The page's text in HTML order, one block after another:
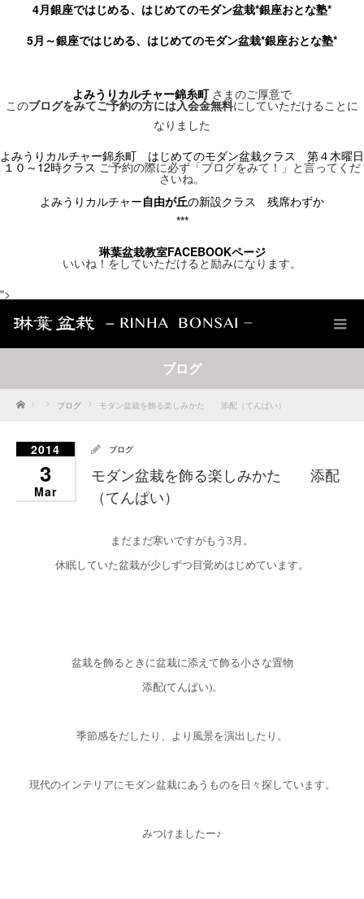
4月銀座ではじめる、はじめてのモダン盆栽*銀座おとな塾*
5月～銀座ではじめる、はじめてのモダン盆栽*銀座おとな塾*
よみうりカルチャー錦糸町さまのご厚意で
このブログをみてご予約の方には入会金無料にしていただけることに
なりました
よみうりカルチャー錦糸町 はじめてのモダン盆栽クラス 第４木曜日
１０～12時クラス ご予約の際に必ず「ブログをみて！」と言ってくだ
さいね。
よみうりカルチャー自由が丘の新設クラス 残席わずか
***
琳葉盆栽教室FACEBOOKページ
いいね！をしていただけると励みになります。
">
ブログ
Home ブログ モダン盆栽を飾る楽しみかた 添配（てんぱい）
2014
3
Mar
ブログ
モダン盆栽を飾る楽しみかた 添配
（てんぱい）
まだまだ寒いですがもう3月。
休眠していた盆栽が少しずつ目覚めはじめています。
盆栽を飾るときに盆栽に添えて飾る小さな置物
添配(てんぱい)。
季節感をだしたり、より風景を演出したり。
現代のインテリアにモダン盆栽にあうものを日々探しています。
みつけましたー♪